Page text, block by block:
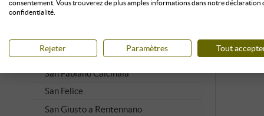
Rocca delle Macie
Rocca di Montegrossi
San Fabiano Calcinaia
San Felice
San Giusto a Rentennano
consentement. Vous trouverez de plus amples informations dans notre déclaration
confidentialité.
Rejeter Paramètres Tout